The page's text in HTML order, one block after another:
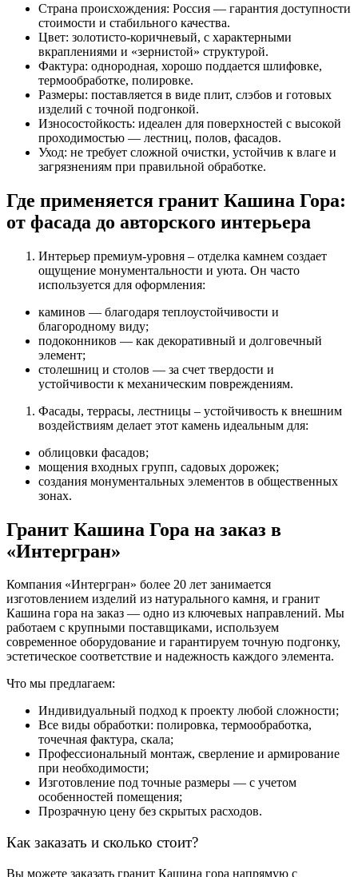
Страна происхождения: Россия — гарантия доступности
стоимости и стабильного качества.
Цвет: золотисто-коричневый, с характерными
вкраплениями и «зернистой» структурой.
Фактура: однородная, хорошо поддается шлифовке,
термообработке, полировке.
Размеры: поставляется в виде плит, слэбов и готовых
изделий с точной подгонкой.
Износостойкость: идеален для поверхностей с высокой
проходимостью — лестниц, полов, фасадов.
Уход: не требует сложной очистки, устойчив к влаге и
загрязнениям при правильной обработке.
Где применяется гранит Кашина Гора:
от фасада до авторского интерьера
Интерьер премиум-уровня – отделка камнем создает
ощущение монументальности и уюта. Он часто
используется для оформления:
каминов — благодаря теплоустойчивости и
благородному виду;
подоконников — как декоративный и долговечный
элемент;
столешниц и столов — за счет твердости и
устойчивости к механическим повреждениям.
Фасады, террасы, лестницы – устойчивость к внешним
воздействиям делает этот камень идеальным для:
облицовки фасадов;
мощения входных групп, садовых дорожек;
создания монументальных элементов в общественных
зонах.
Гранит Кашина Гора на заказ в
«Интергран»
Компания «Интергран» более 20 лет занимается
изготовлением изделий из натурального камня, и гранит
Кашина гора на заказ — одно из ключевых направлений. Мы
работаем с крупными поставщиками, используем
современное оборудование и гарантируем точную подгонку,
эстетическое соответствие и надежность каждого элемента.
Что мы предлагаем:
Индивидуальный подход к проекту любой сложности;
Все виды обработки: полировка, термообработка,
точечная фактура, скала;
Профессиональный монтаж, сверление и армирование
при необходимости;
Изготовление под точные размеры — с учетом
особенностей помещения;
Прозрачную цену без скрытых расходов.
Как заказать и сколько стоит?
Вы можете заказать гранит Кашина гора напрямую с